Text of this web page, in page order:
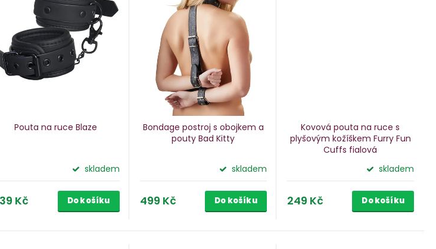
Pouta na ruce Blaze
skladem
Kč Do košíku
Bondage postroj s obojkem a
pouty Bad Kitty
skladem
499 Kč Do košíku
Kovová pouta na ruce s
plyšovým kožíškem Furry Fun
Cuffs fialová
skladem
249 Kč Do košíku